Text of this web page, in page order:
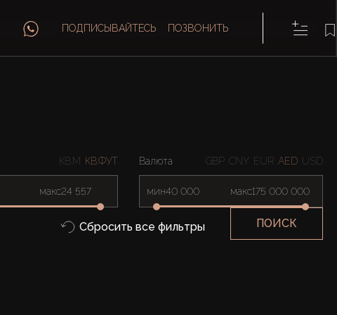
ПОДПИСЫВАЙТЕСЬ ПОЗВОНИТЬ
КВ.М КВ.ФУТ
макс
Валюта GBP CNY EUR AED USD
мин макс
Сбросить все фильтры ПОИСК